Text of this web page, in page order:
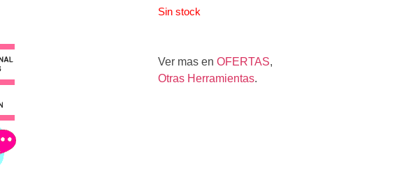
Sin stock
Ver mas en OFERTAS,
Otras Herramientas.